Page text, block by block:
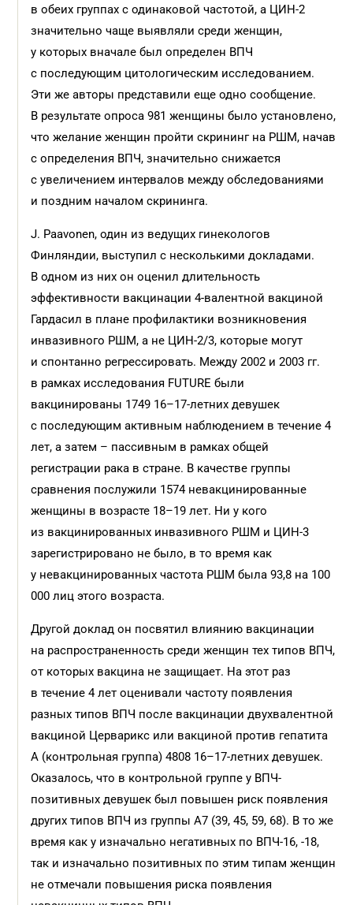
в обеих группах с одинаковой частотой, а ЦИН-2
значительно чаще выявляли среди женщин,
у которых вначале был определен ВПЧ
с последующим цитологическим исследованием.
Эти же авторы представили еще одно сообщение.
В результате опроса 981 женщины было установлено,
что желание женщин пройти скрининг на РШМ, начав
с определения ВПЧ, значительно снижается
с увеличением интервалов между обследованиями
и поздним началом скрининга.
J. Paavonen, один из ведущих гинекологов
Финляндии, выступил с несколькими докладами.
В одном из них он оценил длительность
эффективности вакцинации 4-валентной вакциной
Гардасил в плане профилактики возникновения
инвазивного РШМ, а не ЦИН-2/3, которые могут
и спонтанно регрессировать. Между 2002 и 2003 гг.
в рамках исследования FUTURE были
вакцинированы 1749 16–17-летних девушек
с последующим активным наблюдением в течение 4
лет, а затем – пассивным в рамках общей
регистрации рака в стране. В качестве группы
сравнения послужили 1574 невакцинированные
женщины в возрасте 18–19 лет. Ни у кого
из вакцинированных инвазивного РШМ и ЦИН-3
зарегистрировано не было, в то время как
у невакцинированных частота РШМ была 93,8 на 100
000 лиц этого возраста.
Другой доклад он посвятил влиянию вакцинации
на распространенность среди женщин тех типов ВПЧ,
от которых вакцина не защищает. На этот раз
в течение 4 лет оценивали частоту появления
разных типов ВПЧ после вакцинации двухвалентной
вакциной Церварикс или вакциной против гепатита
А (контрольная группа) 4808 16–17-летних девушек.
Оказалось, что в контрольной группе у ВПЧ-
позитивных девушек был повышен риск появления
других типов ВПЧ из группы А7 (39, 45, 59, 68). В то же
время как у изначально негативных по ВПЧ-16, -18,
так и изначально позитивных по этим типам женщин
не отмечали повышения риска появления